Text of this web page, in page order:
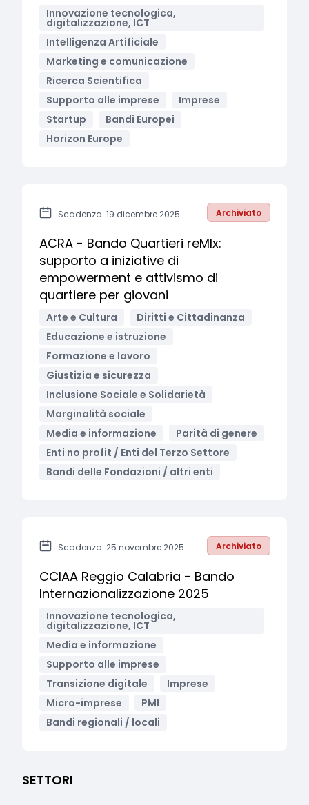
Innovazione tecnologica,
digitalizzazione, ICT
Intelligenza Artificiale
Marketing e comunicazione
Ricerca Scientifica
Supporto alle imprese
Imprese
Startup
Bandi Europei
Horizon Europe
Scadenza: 19 dicembre 2025 Archiviato
ACRA - Bando Quartieri reMIx:
supporto a iniziative di
empowerment e attivismo di
quartiere per giovani
Arte e Cultura
Diritti e Cittadinanza
Educazione e istruzione
Formazione e lavoro
Giustizia e sicurezza
Inclusione Sociale e Solidarietà
Marginalità sociale
Media e informazione
Parità di genere
Enti no profit / Enti del Terzo Settore
Bandi delle Fondazioni / altri enti
Scadenza: 25 novembre 2025 Archiviato
CCIAA Reggio Calabria - Bando
Internazionalizzazione 2025
Innovazione tecnologica,
digitalizzazione, ICT
Media e informazione
Supporto alle imprese
Transizione digitale
Imprese
Micro-imprese
PMI
Bandi regionali / locali
SETTORI